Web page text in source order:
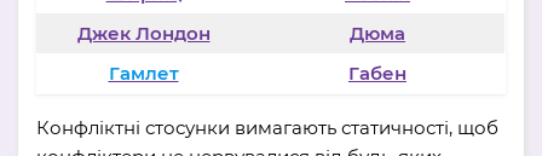
Джек Лондон
Дюма
Гамлет
Габен
Конфліктні стосунки вимагають статичності, щоб